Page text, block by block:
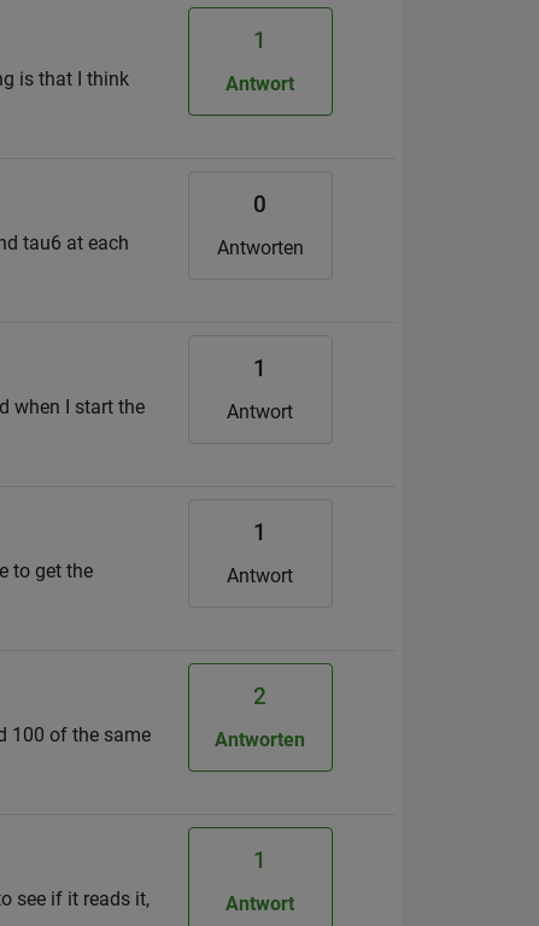
is that I think
1
Antwort
tau6 at each
0
Antworten
when I start the
1
Antwort
to get the
1
Antwort
100 of the same
2
Antworten
see if it reads it,
1
Antwort